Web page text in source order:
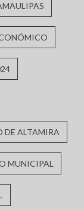
DE ALTAMIRA
MUNICIPAL